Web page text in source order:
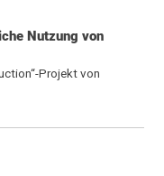
Nutzung von
Projekt von